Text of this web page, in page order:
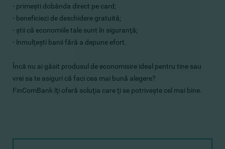
- primeşti dobânda direct pe card;
- beneficiezi de deschidere gratuită;
- ştii că economiile tale sunt în siguranţă;
- înmulţeşti banii fără a depune efort.
Încă nu ai găsit produsul de economisire ideal pentru tine sau
vrei sa te asiguri că faci cea mai bună alegere?
FinComBank îţi oferă soluţia care ţi se potriveşte cel mai bine.